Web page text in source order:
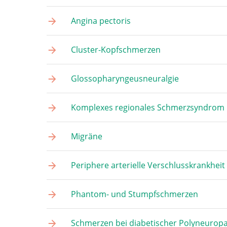
Angina pectoris
Cluster-Kopfschmerzen
Glossopharyngeusneuralgie
Komplexes regionales Schmerzsyndrom
Migräne
Periphere arterielle Verschlusskrankheit
Phantom- und Stumpfschmerzen
Schmerzen bei diabetischer